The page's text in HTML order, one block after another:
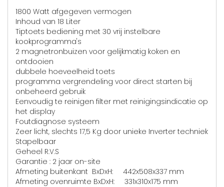
1800 Watt afgegeven vermogen
Inhoud van 18 Liter
Tiptoets bediening met 30 vrij instelbare
kookprogramma's
2 magnetronbuizen voor gelijkmatig koken en
ontdooien
dubbele hoeveelheid toets
programma vergrendeling voor direct starten bij
onbeheerd gebruik
Eenvoudig te reinigen filter met reinigingsindicatie op
het display
Foutdiagnose systeem
Zeer licht, slechts 17,5 Kg door unieke Inverter techniek
Stapelbaar
Geheel R.V.S
Garantie : 2 jaar on-site
Afmeting buitenkant BxDxH: 442x508x337 mm
Afmeting ovenruimte BxDxH: 331x310x175 mm